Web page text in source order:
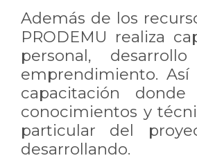
Además de los
PRODEMU realiza
personal,
emprendimiento.
capacitación
conocimientos y
particular del
desarrollando.